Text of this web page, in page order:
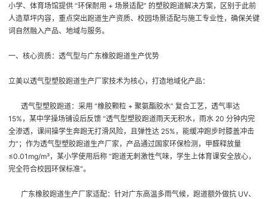
小学、体育场馆提供 “环保耐用 + 场景适配” 的塑胶跑道解决方案，区别于此前
人造草坪内容，重点突出跑道生产资质、校园场景适配与施工专业性，确保关键
词自然融入产品、地域与服务。
一、核心资质：透气型与广东橡胶跑道生产优势
立美以透气型塑胶跑道生产厂家技术为核心，打造地域化产品：
透气型塑胶跑道：采用 “橡胶颗粒 + 聚氨酯胶水” 复合工艺，透气率达
15%，某中学操场铺设后反馈 “透气型塑胶跑道雨天无积水，雨水 20 分钟内完
全渗透，课间操学生奔跑无打滑风险，且弹性达 25%，能缓冲跑步时膝盖冲击
力”；作为透气型塑胶跑道生产厂家，产品通过国家环保检测，甲醛释放量
≤0.01mg/m³，某小学使用后称 “跑道无刺激性气味，学生上体育课安全放心，
完全符合校园环保标准”。
广东橡胶跑道生产厂家适配：针对广东高温多雨气候，跑道额外做抗 UV、